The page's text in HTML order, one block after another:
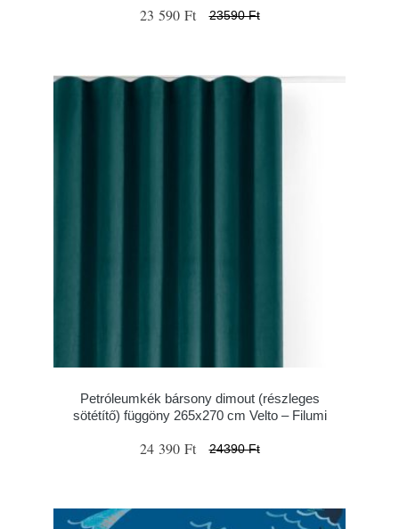
23 590 Ft 23590 Ft
Petróleumkék bársony dimout (részleges
sötétítő) függöny 265x270 cm Velto – Filumi
24 390 Ft 24390 Ft